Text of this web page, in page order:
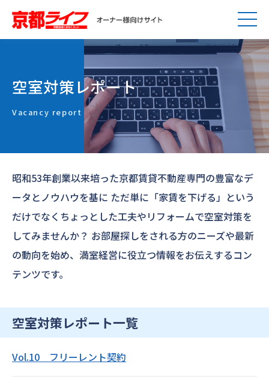
空室対策レポート
Vacancy report
昭和53年創業以来培った京都賃貸不動産専門の豊富なデ
ータとノウハウを基に ただ単に「家賃を下げる」という
だけでなくちょっとした工夫やリフォームで空室対策を
してみませんか？ お部屋探しをされる方のニーズや最新
の動向を始め、満室経営に役立つ情報をお伝えするコン
テンツです。
空室対策レポート一覧
Vol.10 フリーレント契約